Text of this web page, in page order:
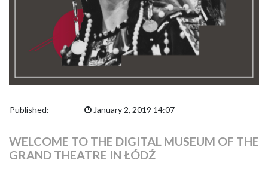
Published: January 2, 2019 14:07
WELCOME TO THE DIGITAL MUSEUM OF THE
GRAND THEATRE IN ŁÓDŹ